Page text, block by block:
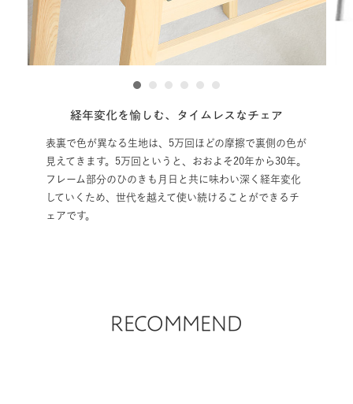
富永周平氏によるデザイン
イタリアで家具業界に携わった経験を活かし、日本で自
らデザインしたおもちゃブランドを立ち上げたデザイナ
ー富永周平氏によるデザイン。
1 2 3 4 5 6